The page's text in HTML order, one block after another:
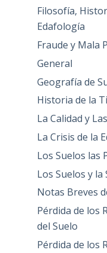
Filosofía,
Edafología
Fraude y Mala
General
Geografía de
Historia de la
La Calidad y
La Crisis de la
Los Suelos las
Los Suelos y la
Notas Breves
Pérdida de los
del Suelo
Pérdida de los